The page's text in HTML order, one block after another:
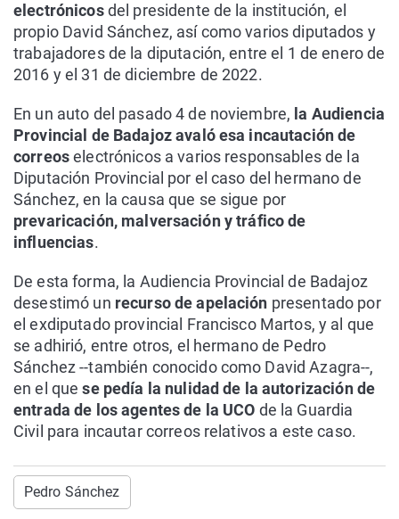
electrónicosdel presidente de la institución, el
propio David Sánchez, así como varios diputados y
trabajadores de la diputación, entre el 1 de enero de
2016 y el 31 de diciembre de 2022.
En un auto del pasado 4 de noviembre, la Audiencia
Provincial de Badajoz avaló esa incautación de
correoselectrónicos a varios responsables de la
Diputación Provincial por el caso del hermano de
Sánchez, en la causa que se sigue por
prevaricación, malversación y tráfico de
influencias.
De esta forma, la Audiencia Provincial de Badajoz
desestimó un recurso de apelación presentado por
el exdiputado provincial Francisco Martos, y al que
se adhirió, entre otros, el hermano de Pedro
Sánchez --también conocido como David Azagra--,
en el quese pedía la nulidad de la autorización de
entrada de los agentes de la UCO de la Guardia
Civil para incautar correos relativos a este caso.
Pedro Sánchez